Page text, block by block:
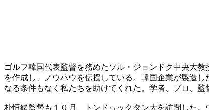
ゴルフ韓国代表監督を務めたソル・ジョンドク中央大
を作成し、ノウハウを伝授している。韓国企業が製造
なる条件もなく私たちを助けてくれた。学者、プロ、
朴恒緒監督も１０月、トンドゥックタン大を訪問した